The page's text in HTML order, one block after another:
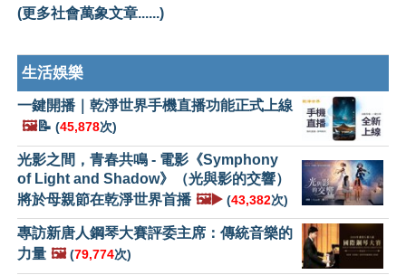
(更多社會萬象文章......)
生活娛樂
一鍵開播｜乾淨世界手機直播功能正式上線
🖼️📝 (45,878次)
光影之間，青春共鳴 - 電影《Symphony
of Light and Shadow》（光與影的交響）
將於母親節在乾淨世界首播 🖼️▶️ (43,382次)
專訪新唐人鋼琴大賽評委主席：傳統音樂的
力量 🖼️ (79,774次)